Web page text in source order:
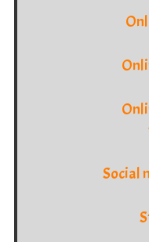
Social